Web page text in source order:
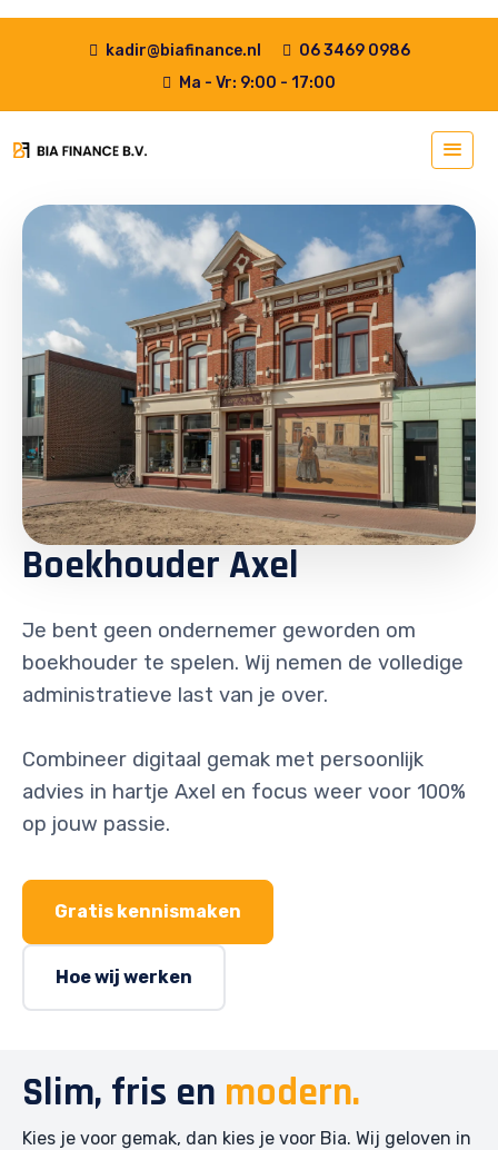
kadir@biafinance.nl
06 3469 0986
Ma - Vr: 9:00 - 17:00
Boekhouder Axel
Je bent geen ondernemer geworden om
boekhouder te spelen. Wij nemen de volledige
administratieve last van je over.
Combineer digitaal gemak met persoonlijk
advies in hartje Axel en focus weer voor 100%
op jouw passie.
Gratis kennismaken
Hoe wij werken
Slim, fris en modern.
Kies je voor gemak, dan kies je voor Bia. Wij geloven in